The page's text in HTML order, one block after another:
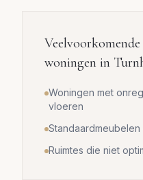
woningen in
Woningen met
vloeren
Ruimtes die niet